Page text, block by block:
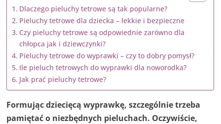
Dlaczego pieluchy tetrowe są tak popularne?
Pieluchy tetrowe dla dziecka – lekkie i bezpieczne
Czy pieluchy tetrowe są odpowiednie zarówno dla
chłopca jak i dziewczynki?
Pieluchy tetrowe do wyprawki – czy to dobry pomysł?
Ile pieluch tetrowych do wyprawki dla noworodka?
Jak prać pieluchy tetrowe?
Formując dziecięcą wyprawkę, szczególnie trzeba
pamiętać o niezbędnych pieluchach. Oczywiście,